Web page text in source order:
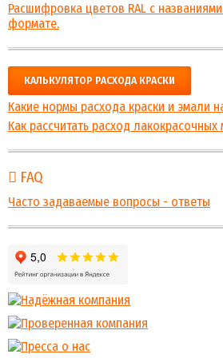
Расшифровка цветов RAL с
формате.
КАЛЬКУЛЯТОР РАСХОДА КРАСКИ
Какие нормы расхода краски и эмали
Как рассчитать расход
FAQ
Часто задаваемые вопросы - ответы